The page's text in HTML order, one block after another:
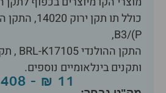
B3/(P,
ותקנים בינלאומיים נוספים.
₪ 11
–
408